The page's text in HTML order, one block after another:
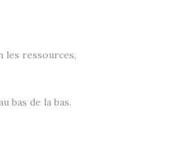
les ressources,
bas de la bas.